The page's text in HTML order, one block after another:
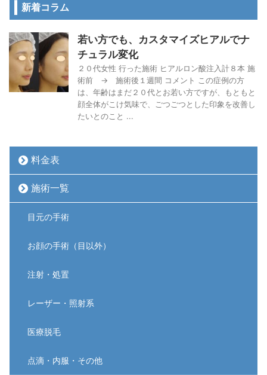
新着コラム
若い方でも、カスタマイズヒアルでナ
チュラル変化
２０代女性 行った施術 ヒアルロン酸注入計８本 施
術前 → 施術後１週間 コメント この症例の方
は、年齢はまだ２０代とお若い方ですが、もともと
顔全体がこけ気味で、ごつごつとした印象を改善し
たいとのこと ...
料金表
施術一覧
目元の手術
お顔の手術（目以外）
注射・処置
レーザー・照射系
医療脱毛
点滴・内服・その他